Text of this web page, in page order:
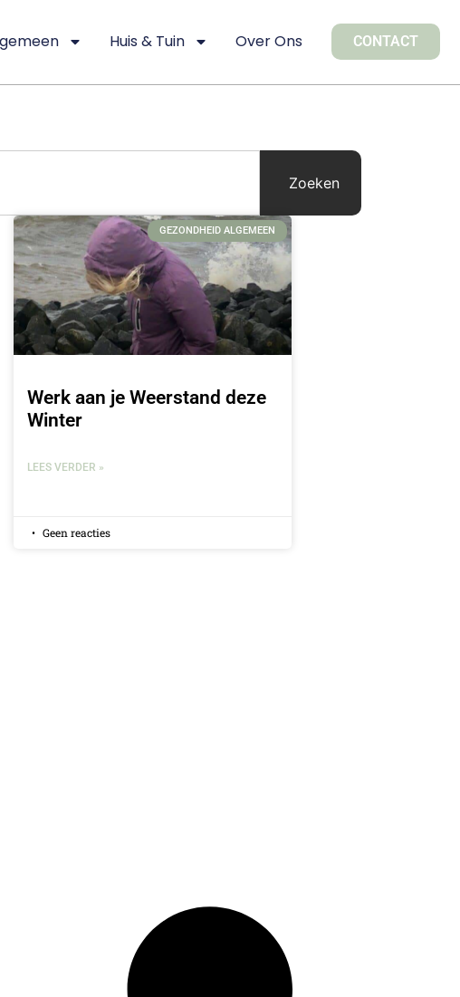
Huis & Tuin Over Ons CONTACT
Zoeken
GEZONDHEID ALGEMEEN
Werk aan je Weerstand deze
Winter
LEES VERDER »
Geen reacties